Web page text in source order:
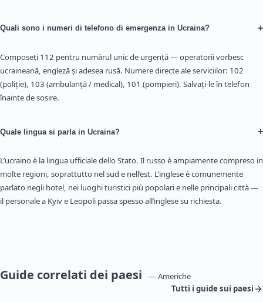
Quali sono i numeri di telefono di emergenza in Ucraina? +
Composeți 112 pentru numărul unic de urgență — operatorii vorbesc
ucraineană, engleză și adesea rusă. Numere directe ale serviciilor: 102
(poliție), 103 (ambulanță / medical), 101 (pompieri). Salvați-le în telefon
înainte de sosire.
Quale lingua si parla in Ucraina? +
L’ucraino è la lingua ufficiale dello Stato. Il russo è ampiamente compreso in
molte regioni, soprattutto nel sud e nell’est. L’inglese è comunemente
parlato negli hotel, nei luoghi turistici più popolari e nelle principali città —
il personale a Kyiv e Leopoli passa spesso all’inglese su richiesta.
Guide correlati dei paesi
— Americhe
Tutti i guide sui paesi